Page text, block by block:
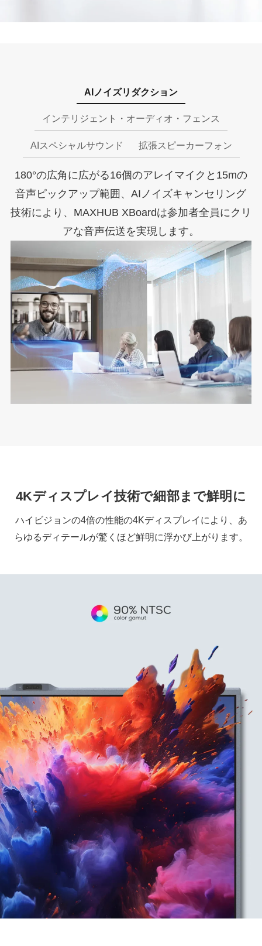
AIノイズリダクション
インテリジェント・オーディオ・フェンス
AIスペシャルサウンド 拡張スピーカーフォン
180°の広角に広がる16個のアレイマイクと15mの
音声ピックアップ範囲、AIノイズキャンセリング
技術により、MAXHUB XBoardは参加者全員にクリ
アな音声伝送を実現します。
4Kディスプレイ技術で細部まで鮮明に
ハイビジョンの4倍の性能の4Kディスプレイにより、あ
らゆるディテールが驚くほど鮮明に浮かび上がります。